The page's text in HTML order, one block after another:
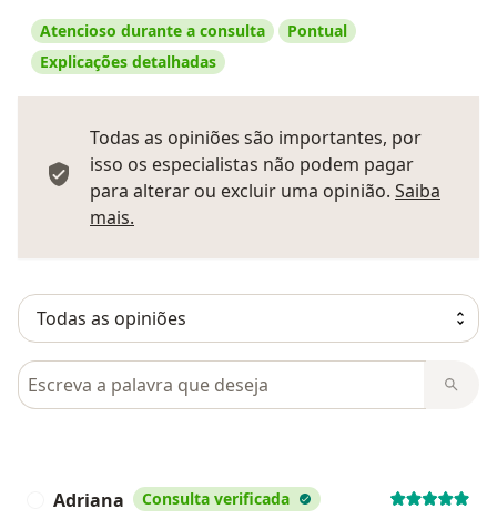
Atencioso durante a consulta
Pontual
Explicações detalhadas
Todas as opiniões são importantes, por
isso os especialistas não podem pagar
para alterar ou excluir uma opinião. Saiba
mais.
Pesquisar em opiniões
Adriana Consulta verificada